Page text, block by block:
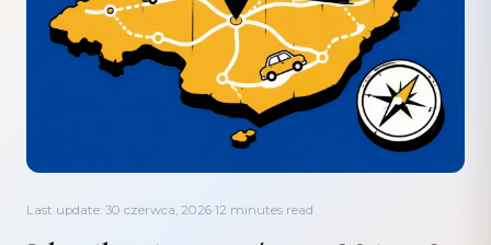
Last update: 30 czerwca, 2026·12 minutes read